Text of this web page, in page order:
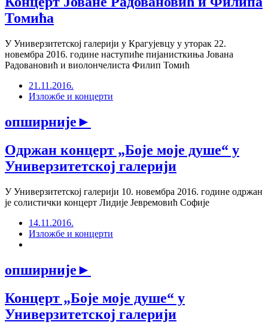
Томића
У Универзитетској галерији у Крагујевцу у уторак 22.
новембра 2016. године наступиће пијанисткиња Јована
Радовановић и виолончелиста Филип Томић
21.11.2016.
Изложбе и концерти
опширније►
Одржан концерт „Боје моје душе“ у
Универзитетској галерији
У Универзитетској галерији 10. новембра 2016. године одржан
је солистички концерт Лидије Јевремовић Софије
14.11.2016.
Изложбе и концерти
опширније►
Концерт „Боје моје душе“ у
Универзитетској галерији